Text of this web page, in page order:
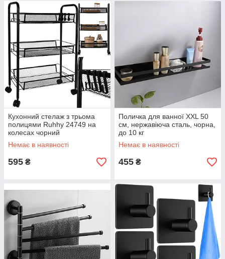
Кухонний стелаж з трьома
полицями Ruhhy 24749 на
колесах чорний
Немає в наявності
595 ₴
Поличка для ванної XXL 50
см, нержавіюча сталь, чорна,
до 10 кг
Немає в наявності
455 ₴